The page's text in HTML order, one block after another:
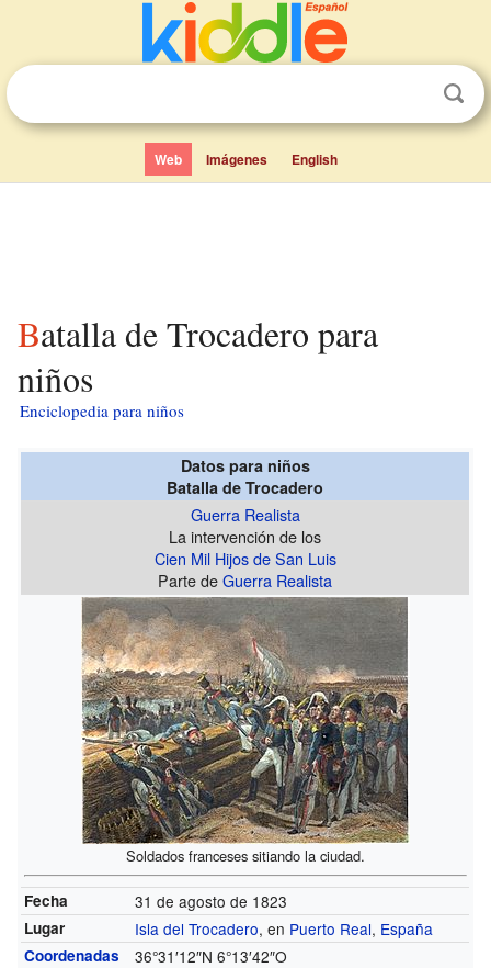
Web Imágenes English
Batalla de Trocadero para
niños
Enciclopedia para niños
Datos para niños
Batalla de Trocadero
Guerra Realista
La intervención de los
Cien Mil Hijos de San Luis
Parte deGuerra Realista
Soldados franceses sitiando la ciudad.
Fecha 31 de agosto de 1823
Lugar Isla del Trocadero, en Puerto Real, España
Coordenadas 36°31′12″N 6°13′42″O